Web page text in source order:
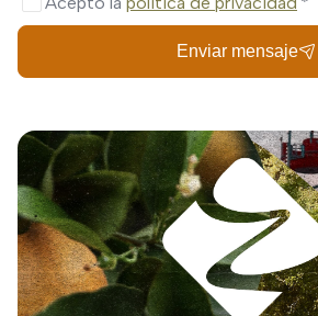
Enviar mensaje